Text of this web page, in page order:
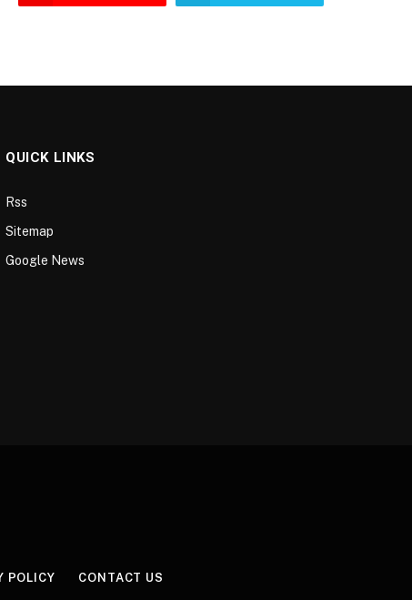
QUICK LINKS
Rss
Sitemap
Google News
POLICY CONTACT US